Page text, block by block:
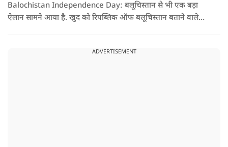
Balochistan Independence Day: बलूचिस्तान से भी एक बड़ा
ऐलान सामने आया है. खुद को रिपब्लिक ऑफ बलूचिस्तान बताने वाले
ADVERTISEMENT